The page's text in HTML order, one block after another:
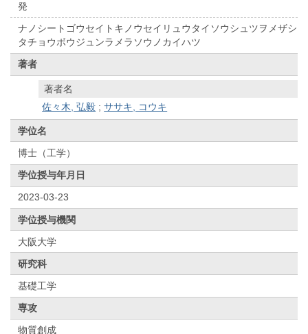
発
ナノシートゴウセイトキノウセイリュウタイソウシュツヲメザシ
タチョウボウジュンラメラソウノカイハツ
著者
著者名
佐々木, 弘毅 ;ササキ, コウキ
学位名
博士（工学）
学位授与年月日
2023-03-23
学位授与機関
大阪大学
研究科
基礎工学
専攻
物質創成